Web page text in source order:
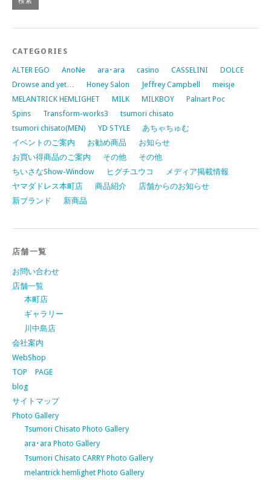
CATEGORIES
ALTER EGO AnoNe ara･ara casino CASSELINI
DOLCE
Drowse and yet…
Honey Salon Jeffrey Campbell
meisje
MELANTRICK HEMLIGHET
MILK MILKBOY
Palnart Poc
Spins
Transform-works3
tsumori chisato
tsumori chisato(MEN)
YD STYLE
あちゃちゅむ
イベントのご案内
お勧め商品
お知らせ
お買い得商品のご案内
その他
その他
ちいさなShow-Window
ヒグチユウコ
メディア掲載情報
ヤマダドレス本町店
商品紹介
店舗からのお知らせ
新ブランド
新商品
店舗一覧
お問い合わせ
店舗一覧
本町店
ギャラリー
川中島店
会社案内
WebShop
TOP PAGE
blog
サイトマップ
Photo Gallery
Tsumori Chisato Photo Gallery
ara･ara Photo Gallery
Tsumori Chisato CARRY Photo Gallery
melantrick hemlighet Photo Gallery